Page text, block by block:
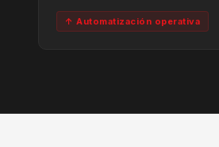
↑ Automatización operativa